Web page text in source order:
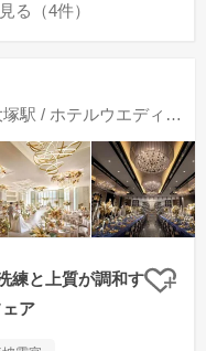
見る（4件）
評価
駅 / ホテルウエディング
練と上質が調和す
ア
クリ